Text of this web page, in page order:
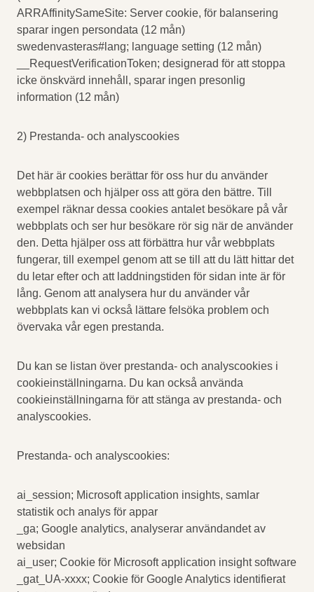
ARRAffinitySameSite: Server cookie, för balansering
sparar ingen persondata (12 mån)
swedenvasteras#lang; language setting (12 mån)
__RequestVerificationToken; designerad för att stoppa
icke önskvärd innehåll, sparar ingen presonlig
information (12 mån)
2) Prestanda- och analyscookies
Det här är cookies berättar för oss hur du använder
webbplatsen och hjälper oss att göra den bättre. Till
exempel räknar dessa cookies antalet besökare på vår
webbplats och ser hur besökare rör sig när de använder
den. Detta hjälper oss att förbättra hur vår webbplats
fungerar, till exempel genom att se till att du lätt hittar det
du letar efter och att laddningstiden för sidan inte är för
lång. Genom att analysera hur du använder vår
webbplats kan vi också lättare felsöka problem och
övervaka vår egen prestanda.
Du kan se listan över prestanda- och analyscookies i
cookieinställningarna. Du kan också använda
cookieinställningarna för att stänga av prestanda- och
analyscookies.
Prestanda- och analyscookies:
ai_session; Microsoft application insights, samlar
statistik och analys för appar
_ga; Google analytics, analyserar användandet av
websidan
ai_user; Cookie för Microsoft application insight software
_gat_UA-xxxx; Cookie för Google Analytics identifierat